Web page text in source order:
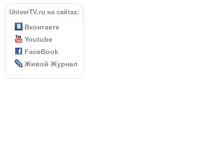
UniverTV.ru на сайтах:
Вконтакте
Youtube
FaceBook
Живой Журнал